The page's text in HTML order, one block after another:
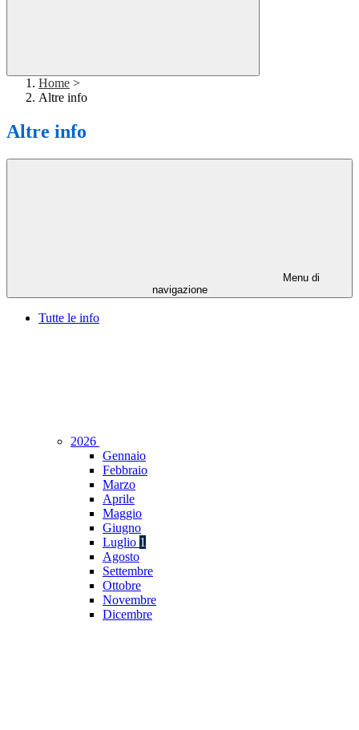
Home >
Altre info
Altre info
Menu di
navigazione
Tutte le info
2026
Gennaio
Febbraio
Marzo
Aprile
Maggio
Giugno
Luglio 1
Agosto
Settembre
Ottobre
Novembre
Dicembre